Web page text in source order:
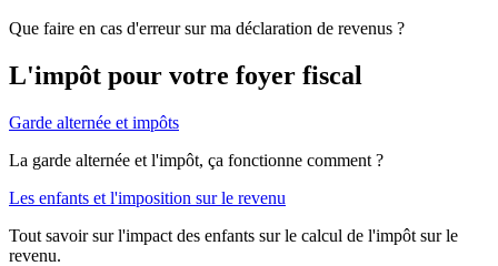
Que faire en cas d'erreur sur ma déclaration de revenus ?
L'impôt pour votre foyer fiscal
Garde alternée et impôts
La garde alternée et l'impôt, ça fonctionne comment ?
Les enfants et l'imposition sur le revenu
Tout savoir sur l'impact des enfants sur le calcul de l'impôt sur le
revenu.